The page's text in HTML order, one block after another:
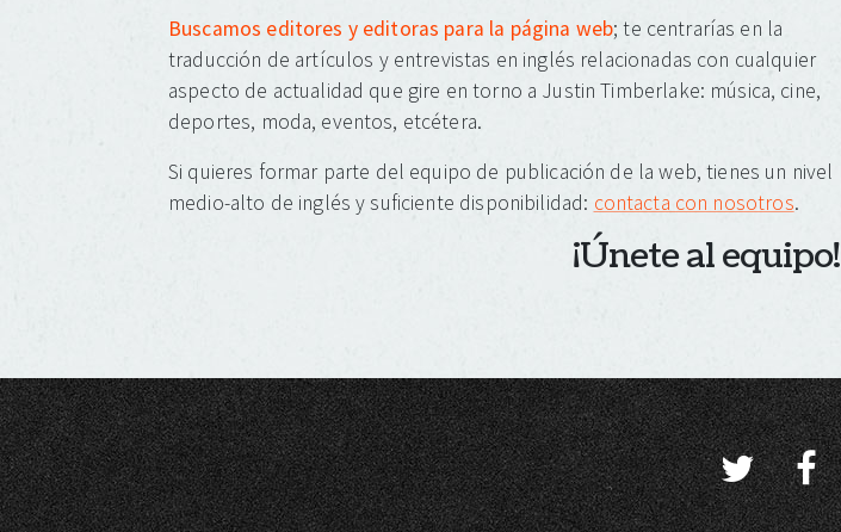
Buscamos editores y editoras para la página web; te centrarías en la
traducción de artículos y entrevistas en inglés relacionadas con cualquier
aspecto de actualidad que gire en torno a Justin Timberlake: música, cine,
deportes, moda, eventos, etcétera.
Si quieres formar parte del equipo de publicación de la web, tienes un nivel
medio-alto de inglés y suficiente disponibilidad: contacta con nosotros.
¡Únete al equipo!